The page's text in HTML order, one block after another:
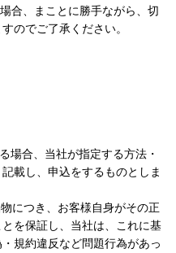
合、まことに勝手ながら、切
のでご了承ください。
場合、当社が指定する方法・
載し、申込をするものとしま
につき、お客様自身がその正
を保証し、当社は、これに基
規約違反など問題行為があっ